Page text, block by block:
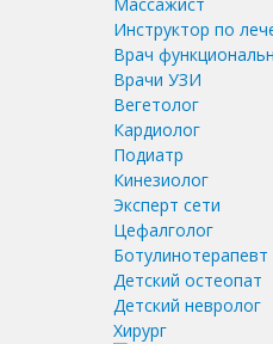
Инструктор по
Врач
Врачи УЗИ
Вегетолог
Кардиолог
Подиатр
Кинезиолог
Эксперт сети
Цефалголог
Ботулинотерапевт
Детский остеопат
Детский невролог
Хирург